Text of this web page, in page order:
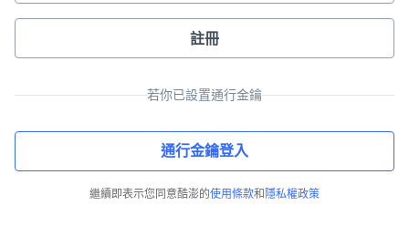
註冊
若你已設置通行金鑰
通行金鑰登入
繼續即表示您同意酷澎的使用條款和 隱私權政策